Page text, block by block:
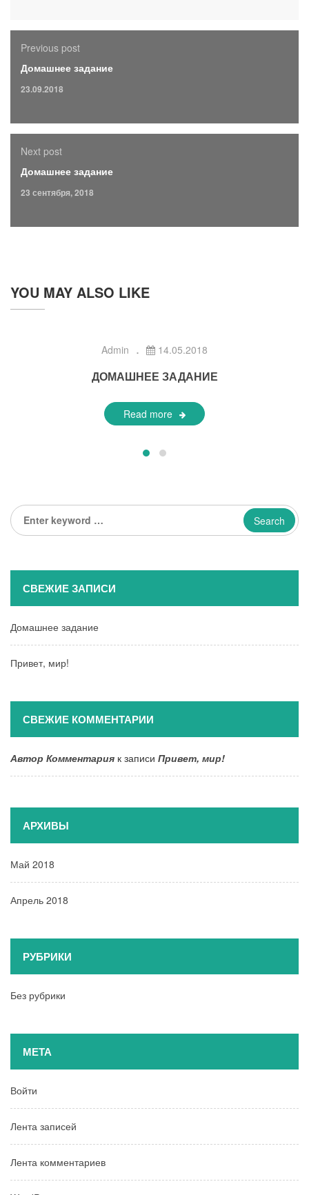
Previous post
Домашнее задание
23.09.2018
Next post
Домашнее задание
23 сентября, 2018
YOU MAY ALSO LIKE
Admin 14.05.2018
ДОМАШНЕЕ ЗАДАНИЕ
Read more
Enter
keyword
СВЕЖИЕ ЗАПИСИ
Домашнее задание
Привет, мир!
СВЕЖИЕ КОММЕНТАРИИ
Автор Комментария к записи Привет, мир!
АРХИВЫ
Май 2018
Апрель 2018
РУБРИКИ
Без рубрики
МЕТА
Войти
Лента записей
Лента комментариев